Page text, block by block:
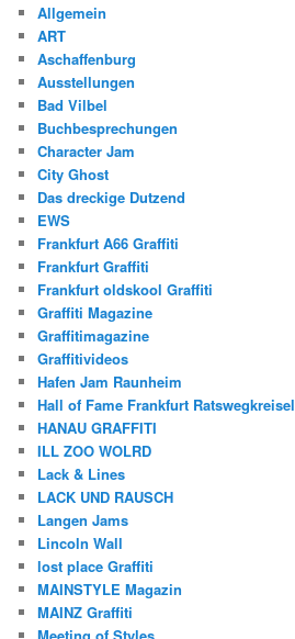
Allgemein
ART
Aschaffenburg
Ausstellungen
Bad Vilbel
Buchbesprechungen
Character Jam
City Ghost
Das dreckige Dutzend
EWS
Frankfurt A66 Graffiti
Frankfurt Graffiti
Frankfurt oldskool Graffiti
Graffiti Magazine
Graffitimagazine
Graffitivideos
Hafen Jam Raunheim
Hall of Fame Frankfurt Ratswegkreisel
HANAU GRAFFITI
ILL ZOO WOLRD
Lack & Lines
LACK UND RAUSCH
Langen Jams
Lincoln Wall
lost place Graffiti
MAINSTYLE Magazin
MAINZ Graffiti